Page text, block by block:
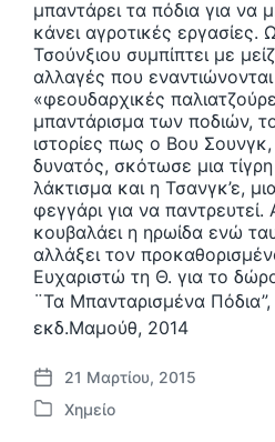
μπαντάρει τα πόδια για να
κάνει αγροτικές εργασίες.
Τσούνξιου συμπίπτει με
αλλαγές που
«φεουδαρχικές
μπαντάρισμα των ποδιών,
ιστορίες πως ο Βου
δυνατός, σκότωσε μια
λάκτισμα και η Τσανγκ’ε,
φεγγάρι για να
κουβαλάει η ηρωίδα ενώ
αλλάξει τον
Eυχαριστώ τη Θ. για το
¨Τα Μπανταρισμένα
εκδ.Μαμούθ, 2014
Η
μ
21 Μαρτίου, 2015
Α
Χημείο